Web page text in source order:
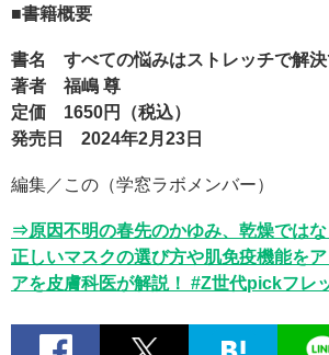
■書籍概要
書名 すべての悩みはストレッチで解決
著者 福嶋 尊
定価 1650円（税込）
発売日 2024年2月23日
編集／この（学窓ラボメンバー）
⇒原因不明の春先のかゆみ、乾燥ではな
正しいマスクの選び方や肌免疫機能を
アを皮膚科医が解説！ #Z世代pickフレ